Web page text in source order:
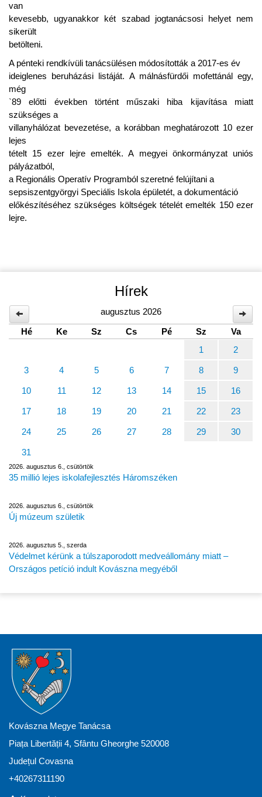
van
kevesebb, ugyanakkor két szabad jogtanácsosi helyet nem
sikerült
betölteni.
A pénteki rendkívüli tanácsülésen módosították a 2017-es év
ideiglenes beruházási listáját. A málnásfürdői mofettánál egy,
még
`89 előtti években történt műszaki hiba kijavítása miatt
szükséges a
villanyhálózat bevezetése, a korábban meghatározott 10 ezer
lejes
tételt 15 ezer lejre emelték. A megyei önkormányzat uniós
pályázatból,
a Regionális Operatív Programból szeretné felújítani a
sepsiszentgyörgyi Speciális Iskola épületét, a dokumentáció
előkészítéséhez szükséges költségek tételét emelték 150 ezer
lejre.
Hírek
augusztus 2026
Hé
Ke Sz Cs Pé Sz
Va
1
2
3 4 5 6 7 8 9
10 11 12 13 14 15 16
17 18 19 20 21 22 23
24 25 26 27 28 29 30
31
2026. augusztus 6., csütörtök
35 millió lejes iskolafejlesztés Háromszéken
2026. augusztus 6., csütörtök
Új múzeum születik
2026. augusztus 5., szerda
Védelmet kérünk a túlszaporodott medveállomány miatt –
Országos petíció indult Kovászna megyéből
Kovászna Megye Tanácsa
Piața Libertății 4, Sfântu Gheorghe 520008
Județul Covasna
+40267311190